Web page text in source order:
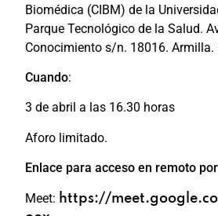
Biomédica (CIBM) de la
Parque Tecnológico de la Salud.
Conocimiento s/n. 18016. Armilla.
Cuando:
3 de abril a las 16.30 horas
Aforo limitado.
Enlace para acceso en remoto
Meet: https://